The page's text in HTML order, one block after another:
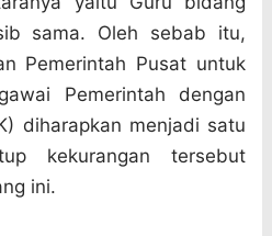
sama. Oleh sebab itu,
Pemerintah Pusat untuk
Pemerintah dengan
diharapkan menjadi satu
kekurangan tersebut
ini.